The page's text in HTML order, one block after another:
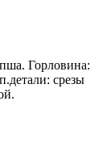
Горловина:
срезы